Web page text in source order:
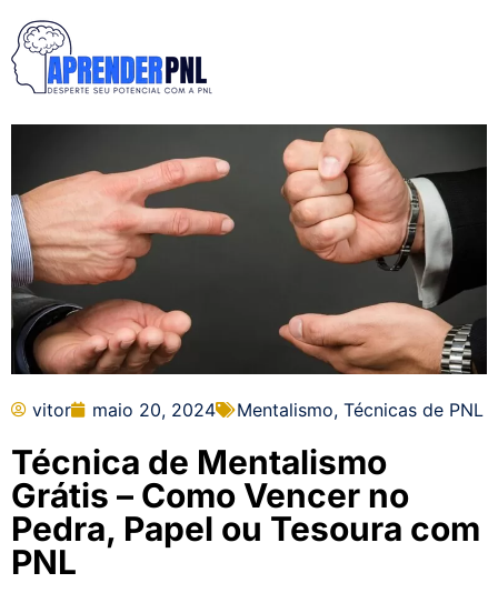
vitor maio 20, 2024 Mentalismo, Técnicas de PNL
Técnica de Mentalismo
Grátis – Como Vencer no
Pedra, Papel ou Tesoura com
PNL